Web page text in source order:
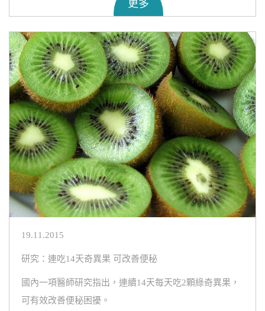
更多
19.11.2015
研究：連吃14天奇異果 可改善便秘
國內一項醫師研究指出，連續14天每天吃2顆綠奇異果，
可有效改善便秘困擾。